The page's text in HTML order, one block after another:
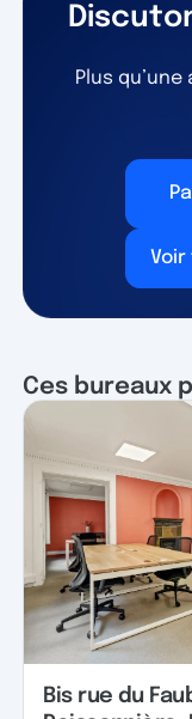
Plus
Ces bureaux
Bis rue du